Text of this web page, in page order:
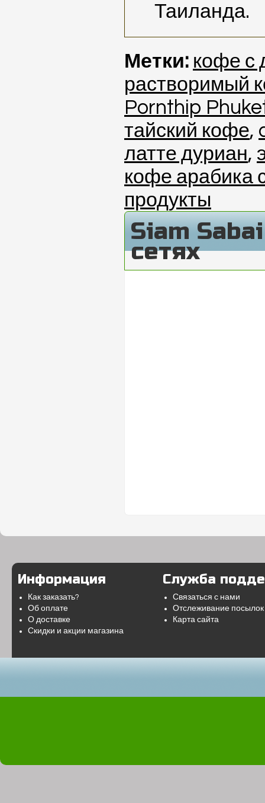
Таиланда.
Метки: кофе с
растворимый
Pornthip
тайский кофе,
латте дуриан,
кофе арабика
продукты
Siam
сетях
Информация
Как заказать?
Об оплате
О доставке
Скидки и акции магазина
Служба
Связаться с нами
Отслеживание посылок
Карта сайта